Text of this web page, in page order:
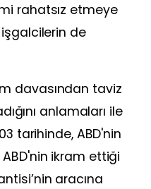
rahatsız etmeye
de
davasından taviz
anlamaları ile
tarihinde, ABD'nin
ikram ettiği
aracına